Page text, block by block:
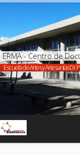
ERMA - Centro de
Escuela de Artes y Artesanías Dr.